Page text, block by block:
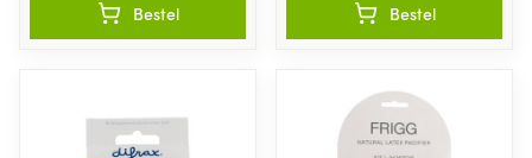
Bestel Bestel